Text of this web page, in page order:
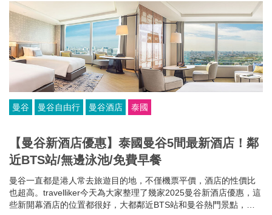
曼谷 曼谷自由行 曼谷酒店 泰國
【曼谷新酒店優惠】泰國曼谷5間最新酒店！鄰
近BTS站/無邊泳池/免費早餐
曼谷一直都是港人常去旅遊目的地，不僅機票平價，酒店的性價比
也超高。travelliker今天為大家整理了幾家2025曼谷新酒店優惠，這
些新開幕酒店的位置都很好，大都鄰近BTS站和曼谷熱門景點，方